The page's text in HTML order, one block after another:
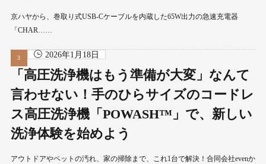
京ハヤから、巻取り式USB-Cケーブルを内蔵した65W出力の急速充電器
「CHAR……
2026年1月18日
「高圧洗浄機はもう準備が大変」なんて
言わせない！手のひらサイズのコードレ
ス高圧洗浄機「POWASH™」で、新しい
洗浄体験を始めよう
アウトドアやペットの汚れ、家の掃除まで、これ1台で解決！合同会社evenか